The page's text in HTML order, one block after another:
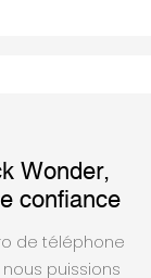
Wonder,
confiance
de téléphone
puissions